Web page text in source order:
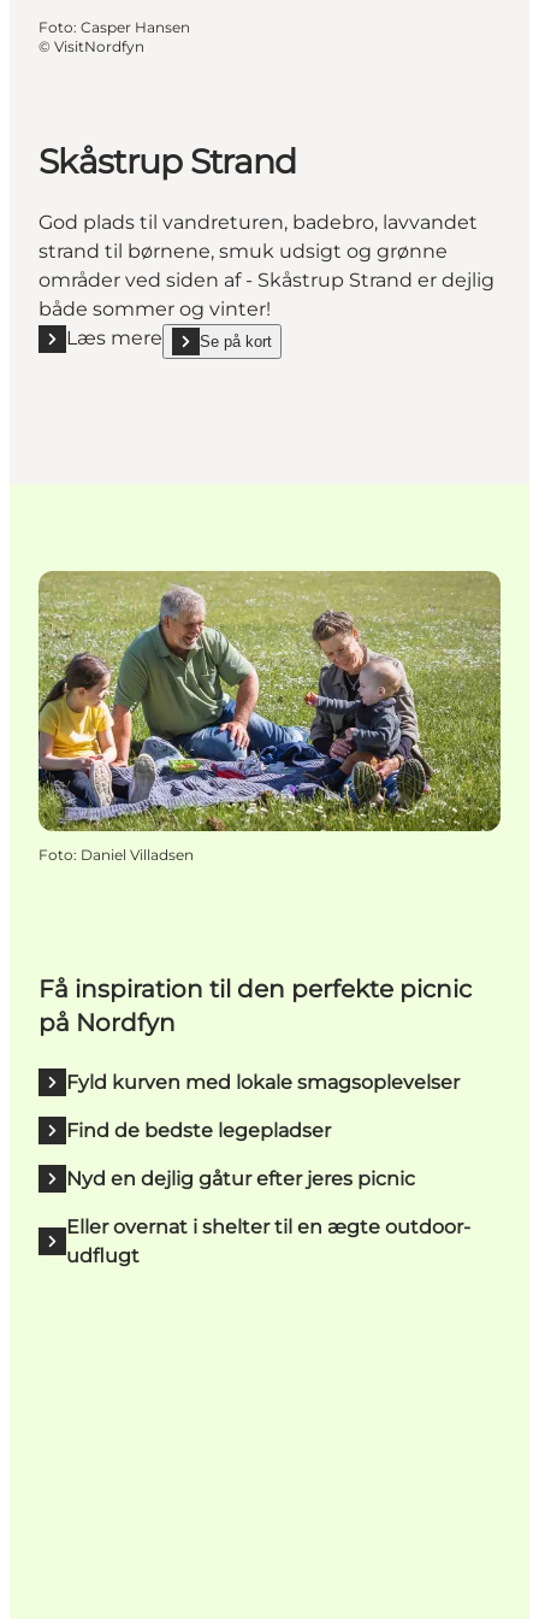
Foto: Casper Hansen
© VisitNordfyn
Skåstrup Strand
God plads til vandreturen, badebro, lavvandet
strand til børnene, smuk udsigt og grønne
områder ved siden af - Skåstrup Strand er dejlig
både sommer og vinter!
Læs mere
Læs mere "Skåstrup Strand"
Se på kort
show Skåstrup Strand on_map
Foto: Daniel Villadsen
Få inspiration til den perfekte picnic
på Nordfyn
Fyld kurven med lokale smagsoplevelser
Find de bedste legepladser
Nyd en dejlig gåtur efter jeres picnic
Eller overnat i shelter til en ægte outdoor-
udflugt